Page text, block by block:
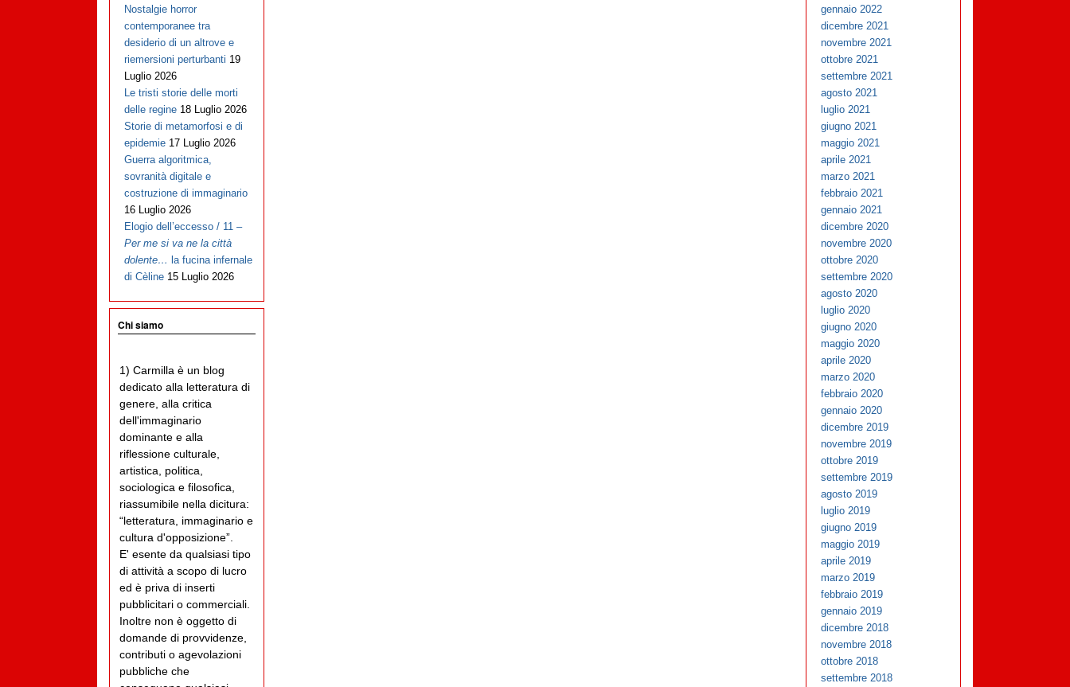
Nostalgie horror
contemporanee tra
desiderio di un altrove e
riemersioni perturbanti 19
Luglio 2026
Le tristi storie delle morti
delle regine 18 Luglio 2026
Storie di metamorfosi e di
epidemie 17 Luglio 2026
Guerra algoritmica,
sovranità digitale e
costruzione di immaginario
16 Luglio 2026
Elogio dell’eccesso / 11 –
Per me si va ne la città
dolente… la fucina infernale
di Cèline 15 Luglio 2026
Chi siamo
1) Carmilla è un blog
dedicato alla letteratura di
genere, alla critica
dell'immaginario
dominante e alla
riflessione culturale,
artistica, politica,
sociologica e filosofica,
riassumibile nella dicitura:
“letteratura, immaginario e
cultura d'opposizione”.
E' esente da qualsiasi tipo
di attività a scopo di lucro
ed è priva di inserti
pubblicitari o commerciali.
Inoltre non è oggetto di
domande di provvidenze,
contributi o agevolazioni
pubbliche che
gennaio 2022
dicembre 2021
novembre 2021
ottobre 2021
settembre 2021
agosto 2021
luglio 2021
giugno 2021
maggio 2021
aprile 2021
marzo 2021
febbraio 2021
gennaio 2021
dicembre 2020
novembre 2020
ottobre 2020
settembre 2020
agosto 2020
luglio 2020
giugno 2020
maggio 2020
aprile 2020
marzo 2020
febbraio 2020
gennaio 2020
dicembre 2019
novembre 2019
ottobre 2019
settembre 2019
agosto 2019
luglio 2019
giugno 2019
maggio 2019
aprile 2019
marzo 2019
febbraio 2019
gennaio 2019
dicembre 2018
novembre 2018
ottobre 2018
settembre 2018